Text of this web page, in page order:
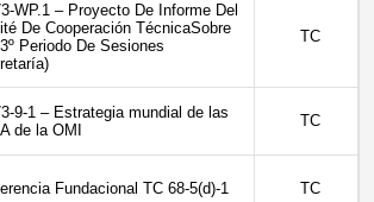
WP.1 – Proyecto De Informe Del
De Cooperación TécnicaSobre
Periodo De Sesiones
TC
9-1 – Estrategia mundial de las
de la OMI
TC
Fundacional TC 68-5(d)-1 TC